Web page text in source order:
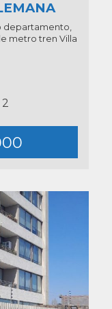
departamento,
metro tren Villa
2